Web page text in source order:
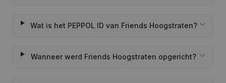
Wat is het PEPPOL ID van Friends Hoogstraten?
Wanneer werd Friends Hoogstraten opgericht?